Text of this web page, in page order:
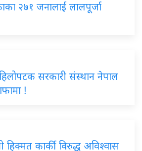
२७१ जनालाई लालपूर्जा
सरकारी संस्थान नेपाल
!
हिक्मत कार्की विरुद्ध अविश्वास